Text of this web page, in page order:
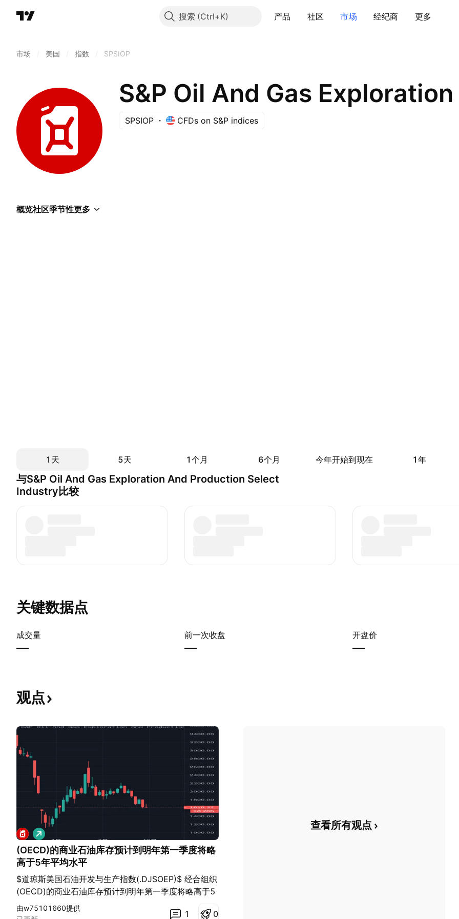
搜索 产品 社区 市场 经纪商 更多
市场 美国 指数 SPSIOP
SPSIOP CFDs on S&P indices
概览社区季节性更多
1天 5天 1个月 6个月 今年开始到现在 1年
与S&P Oil And Gas Exploration And Production Select
Industry比较
关键数据点
成交量
—
前一次收盘
—
开盘价
—
观点
(OECD)的商业石油库存预计到明年第一季度将略
高于5年平均水平
$道琼斯美国石油开发与生产指数(.DJSOEP)$ 经合组织
(OECD)的商业石油库存预计到明年第一季度将略高于5
年平均水平， 他们的目标是通过集体减产，将全球石油
库存降至5年平均水平，而隐藏的价格野心也包括在其
做
多
由w75101660提供
1 0
查看所有观点